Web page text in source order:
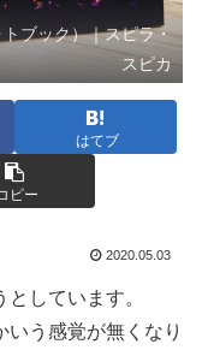
ブック）｜スピラ・
スピカ
はてブ
ピー
2020.05.03
しています。
いう感覚が無くなり